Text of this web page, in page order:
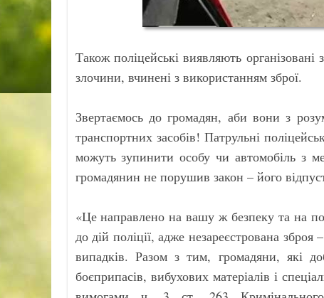
Також поліцейські виявляють
злочини, вчинені з використанням зброї.
Звертаємось до громадян, аби вони з
транспортних засобів! Патрульні
можуть зупинити особу чи автомобіль з
громадянин не порушив закон – його
«Це направлено на вашу ж безпеку та на
до дій поліції, адже незареєстрована
випадків. Разом з тим, громадяни, які
боєприпасів, вибухових матеріалів і